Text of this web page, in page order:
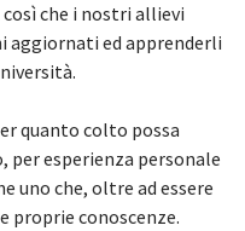
così che i nostri allievi
aggiornati ed apprenderli
quanto colto possa
per esperienza personale
uno che, oltre ad essere
proprie conoscenze.